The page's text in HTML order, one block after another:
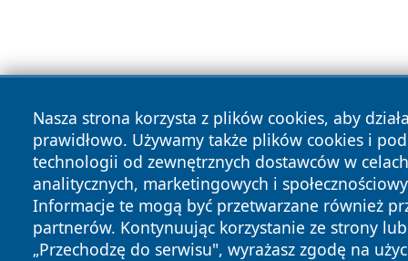
Nasza strona korzysta z plików cookies, aby
prawidłowo. Używamy także plików cookies i
technologii od zewnętrznych dostawców w celach
analitycznych, marketingowych i
Informacje te mogą być przetwarzane również
partnerów. Kontynuując korzystanie ze strony
„Przechodzę do serwisu", wyrażasz zgodę na